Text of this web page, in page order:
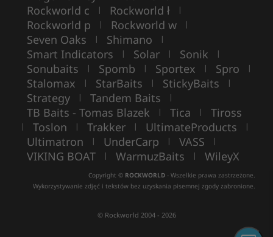
Rockworld c | Rockworld ł |
Rockworld p | Rockworld w |
Seven Oaks | Shimano |
Smart Indicators | Solar | Sonik |
Sonubaits | Spomb | Sportex | Spro |
Stalomax | StarBaits | StickyBaits |
Strategy | Tandem Baits |
TB Baits - Tomas Blazek | Tica | Tiross
| Toslon | Trakker | UltimateProducts |
Ultimatron | UnderCarp | VASS |
VIKING BOAT | WarmuzBaits | WileyX
Copyright © ROCKWORLD - Wszelkie prawa zastrzeżone.
Wykorzystywanie zdjęć i tekstów bez uzyskania pisemnej zgody zabronione.
© Rockworld 2004 - 2026